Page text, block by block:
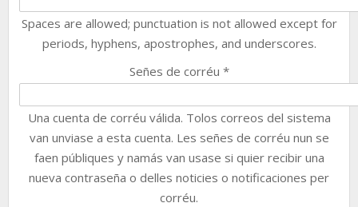
Spaces are allowed; punctuation is not allowed except for
periods, hyphens, apostrophes, and underscores.
Señes de corréu *
Una cuenta de corréu válida. Tolos correos del sistema
van unviase a esta cuenta. Les señes de corréu nun se
faen públiques y namás van usase si quier recibir una
nueva contraseña o delles noticies o notificaciones per
corréu.